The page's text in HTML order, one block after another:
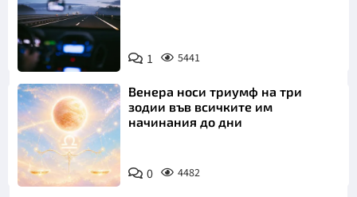
1 5441
Венера носи триумф на три
зодии във всичките им
начинания до дни
0 4482